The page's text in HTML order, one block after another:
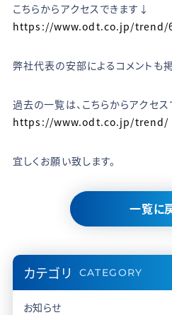
こちらからアクセスできます↓
https://www.odt.co.jp/trend/
弊社代表の安部によるコメントも掲
過去の一覧は、こちらからアクセ
https://www.odt.co.jp/trend/
宜しくお願い致します。
一覧に
カテゴリ CATEGORY
お知らせ